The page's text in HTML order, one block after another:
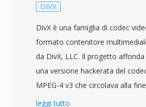
video H.264 o H.265 con audio
codec alternativi tra cui AV1, VP9,
funzionalità avanzate come hint
streaming adattivo, marcatori di
DIVX
DivX è una famiglia di codec
formato contenitore
da DivX, LLC. Il progetto
una versione hackerata del
MPEG-4 v3 che circolava alla
&#039;90, ma il codec DivX
leggi tutto